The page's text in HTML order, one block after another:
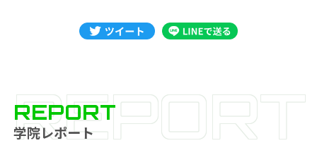
REPORT
学院レポート
REPORT